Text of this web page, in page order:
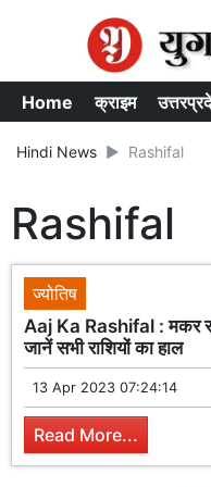
Home क्राइम
Hindi News Rashifal
Rashifal
ज्योतिष
Aaj Ka Rashifal : मकर
जानें सभी राशियों का हाल
13 Apr 2023 07:24:14
Read More...